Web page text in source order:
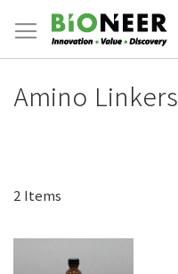
to
Content
Amino Linkers
2 Items